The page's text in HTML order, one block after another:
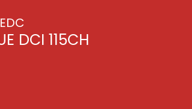
DCI 115CH